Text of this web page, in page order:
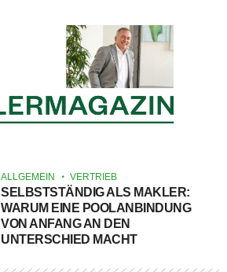
ALLGEMEIN VERTRIEB
SELBSTSTÄNDIG ALS MAKLER:
WARUM EINE POOLANBINDUNG
VON ANFANG AN DEN
UNTERSCHIED MACHT